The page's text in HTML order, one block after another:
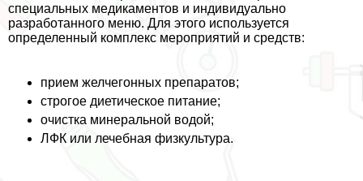
специальных медикаментов и индивидуально
разработанного меню. Для этого используется
определенный комплекс мероприятий и средств:
прием желчегонных препаратов;
строгое диетическое питание;
очистка минеральной водой;
ЛФК или лечебная физкультура.